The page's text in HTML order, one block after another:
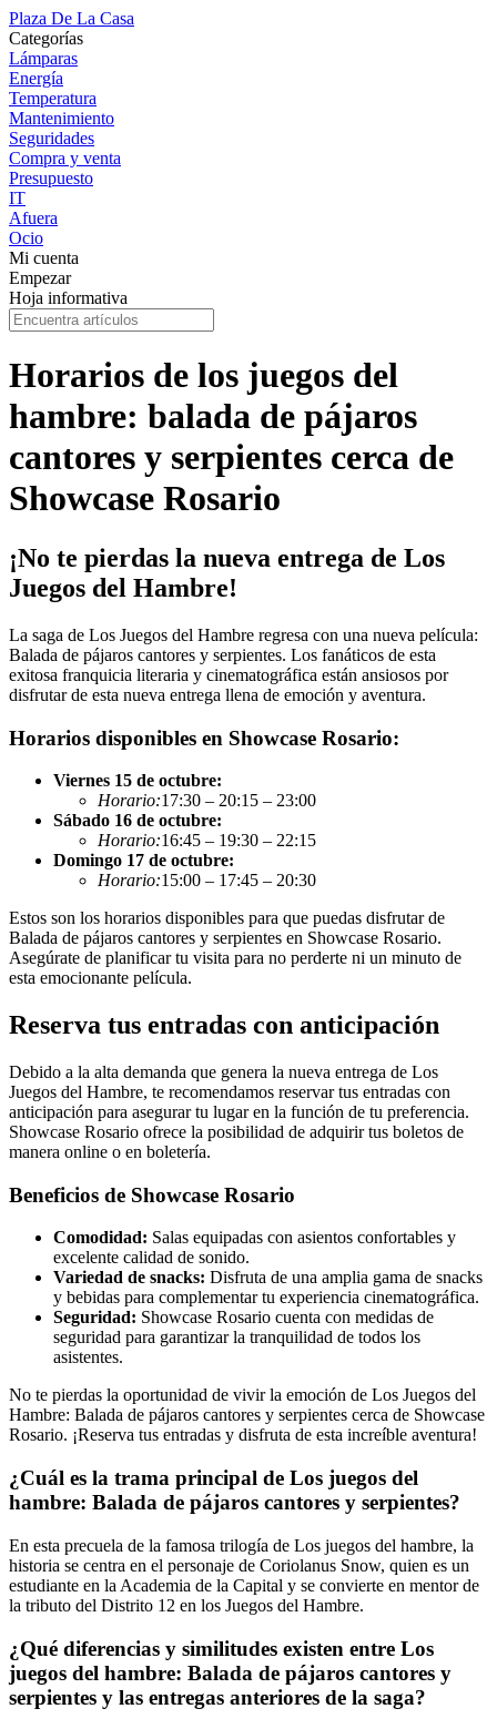
Plaza De La Casa
Categorías
Lámparas
Energía
Temperatura
Mantenimiento
Seguridades
Compra y venta
Presupuesto
IT
Afuera
Ocio
Mi cuenta
Empezar
Hoja informativa
Horarios de los juegos del
hambre: balada de pájaros
cantores y serpientes cerca de
Showcase Rosario
¡No te pierdas la nueva entrega de Los
Juegos del Hambre!
La saga de Los Juegos del Hambre regresa con una nueva película:
Balada de pájaros cantores y serpientes. Los fanáticos de esta
exitosa franquicia literaria y cinematográfica están ansiosos por
disfrutar de esta nueva entrega llena de emoción y aventura.
Horarios disponibles en Showcase Rosario:
Viernes 15 de octubre:
Horario:17:30 – 20:15 – 23:00
Sábado 16 de octubre:
Horario:16:45 – 19:30 – 22:15
Domingo 17 de octubre:
Horario:15:00 – 17:45 – 20:30
Estos son los horarios disponibles para que puedas disfrutar de
Balada de pájaros cantores y serpientes en Showcase Rosario.
Asegúrate de planificar tu visita para no perderte ni un minuto de
esta emocionante película.
Reserva tus entradas con anticipación
Debido a la alta demanda que genera la nueva entrega de Los
Juegos del Hambre, te recomendamos reservar tus entradas con
anticipación para asegurar tu lugar en la función de tu preferencia.
Showcase Rosario ofrece la posibilidad de adquirir tus boletos de
manera online o en boletería.
Beneficios de Showcase Rosario
Comodidad: Salas equipadas con asientos confortables y
excelente calidad de sonido.
Variedad de snacks: Disfruta de una amplia gama de snacks
y bebidas para complementar tu experiencia cinematográfica.
Seguridad: Showcase Rosario cuenta con medidas de
seguridad para garantizar la tranquilidad de todos los
asistentes.
No te pierdas la oportunidad de vivir la emoción de Los Juegos del
Hambre: Balada de pájaros cantores y serpientes cerca de Showcase
Rosario. ¡Reserva tus entradas y disfruta de esta increíble aventura!
¿Cuál es la trama principal de Los juegos del
hambre: Balada de pájaros cantores y serpientes?
En esta precuela de la famosa trilogía de Los juegos del hambre, la
historia se centra en el personaje de Coriolanus Snow, quien es un
estudiante en la Academia de la Capital y se convierte en mentor de
la tributo del Distrito 12 en los Juegos del Hambre.
¿Qué diferencias y similitudes existen entre Los
juegos del hambre: Balada de pájaros cantores y
serpientes y las entregas anteriores de la saga?